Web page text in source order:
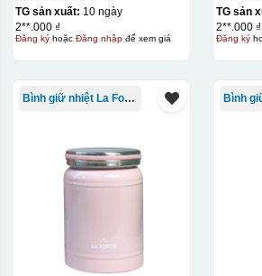
nung ở nhiệt độ 700-800 độ C
vàng, khi in ở nhiệt cao, nền đó sẽ
TG sản xuất: 10 ngày
2**.000 ₫
Đăng kýhoặc Đăng nhậpđể xem giá
TG sản
2**.000 ₫
Đăng ký
Bình giữ nhiệt La Fonte